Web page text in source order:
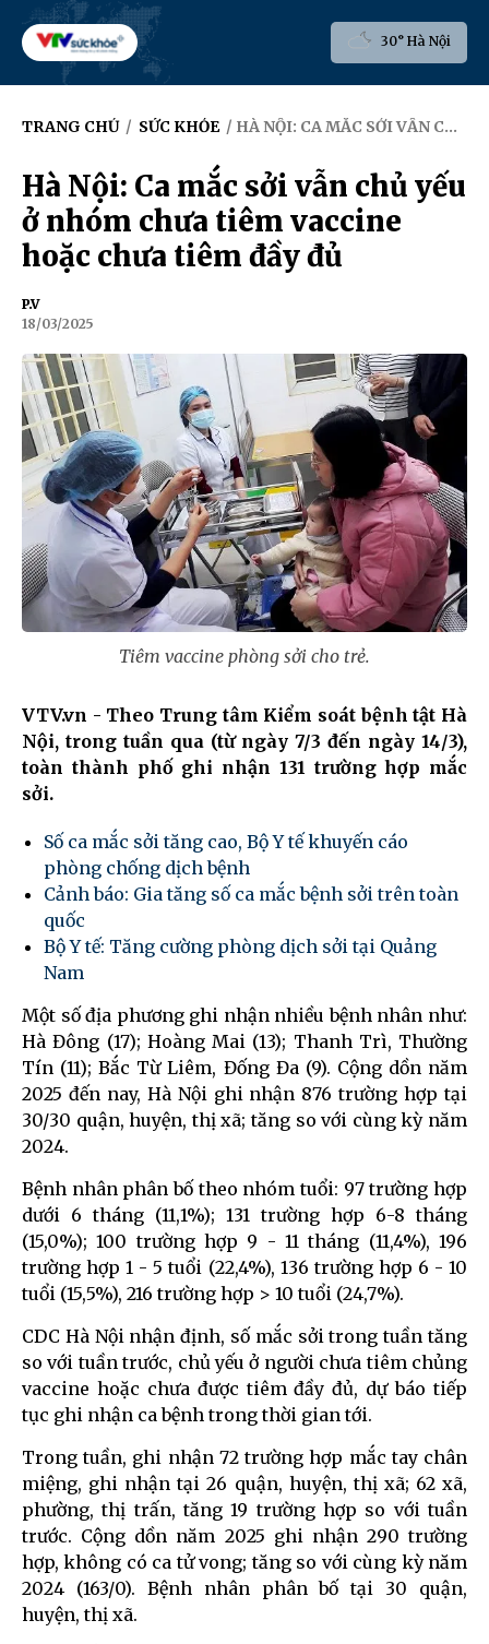
30° Hà Nội
TRANG CHỦ / SỨC KHỎE / HÀ NỘI: CA MẮC SỞI VẪN CHỦ YẾU Ở NHÓM CHƯA TIÊM VACCINE HOẶC CHƯA TIÊM ĐẦY ĐỦ
Hà Nội: Ca mắc sởi vẫn chủ yếu
ở nhóm chưa tiêm vaccine
hoặc chưa tiêm đầy đủ
P.V
18/03/2025
Tiêm vaccine phòng sởi cho trẻ.
VTV.vn - Theo Trung tâm Kiểm soát bệnh tật Hà
Nội, trong tuần qua (từ ngày 7/3 đến ngày 14/3),
toàn thành phố ghi nhận 131 trường hợp mắc
sởi.
Số ca mắc sởi tăng cao, Bộ Y tế khuyến cáo
phòng chống dịch bệnh
Cảnh báo: Gia tăng số ca mắc bệnh sởi trên toàn
quốc
Bộ Y tế: Tăng cường phòng dịch sởi tại Quảng
Nam
Một số địa phương ghi nhận nhiều bệnh nhân như:
Hà Đông (17); Hoàng Mai (13); Thanh Trì, Thường
Tín (11); Bắc Từ Liêm, Đống Đa (9). Cộng dồn năm
2025 đến nay, Hà Nội ghi nhận 876 trường hợp tại
30/30 quận, huyện, thị xã; tăng so với cùng kỳ năm
2024.
Bệnh nhân phân bố theo nhóm tuổi: 97 trường hợp
dưới 6 tháng (11,1%); 131 trường hợp 6-8 tháng
(15,0%); 100 trường hợp 9 - 11 tháng (11,4%), 196
trường hợp 1 - 5 tuổi (22,4%), 136 trường hợp 6 - 10
tuổi (15,5%), 216 trường hợp > 10 tuổi (24,7%).
CDC Hà Nội nhận định, số mắc sởi trong tuần tăng
so với tuần trước, chủ yếu ở người chưa tiêm chủng
vaccine hoặc chưa được tiêm đầy đủ, dự báo tiếp
tục ghi nhận ca bệnh trong thời gian tới.
Trong tuần, ghi nhận 72 trường hợp mắc tay chân
miệng, ghi nhận tại 26 quận, huyện, thị xã; 62 xã,
phường, thị trấn, tăng 19 trường hợp so với tuần
trước. Cộng dồn năm 2025 ghi nhận 290 trường
hợp, không có ca tử vong; tăng so với cùng kỳ năm
2024 (163/0). Bệnh nhân phân bố tại 30 quận,
huyện, thị xã.